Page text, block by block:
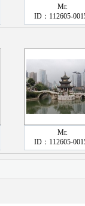
Mr.
ID：112605-
Mr.
ID：112605-